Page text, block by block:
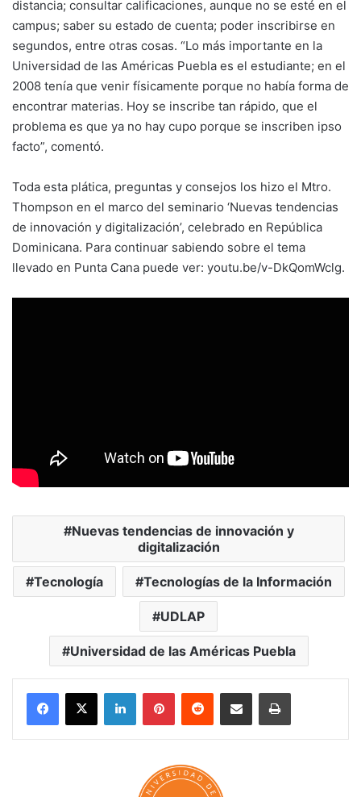
distancia; consultar calificaciones, aunque no se esté en el
campus; saber su estado de cuenta; poder inscribirse en
segundos, entre otras cosas. “Lo más importante en la
Universidad de las Américas Puebla es el estudiante; en el
2008 tenía que venir físicamente porque no había forma de
encontrar materias. Hoy se inscribe tan rápido, que el
problema es que ya no hay cupo porque se inscriben ipso
facto”, comentó.
Toda esta plática, preguntas y consejos los hizo el Mtro.
Thompson en el marco del seminario ‘Nuevas tendencias
de innovación y digitalización’, celebrado en República
Dominicana. Para continuar sabiendo sobre el tema
llevado en Punta Cana puede ver: youtu.be/v-DkQomWclg.
Nuevas tendencias de innovación y
digitalización
Tecnología Tecnologías de la Información
UDLAP
Universidad de las Américas Puebla
LinkedInPinterestReddit Share via Email Print